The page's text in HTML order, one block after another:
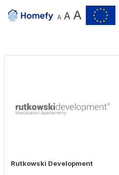
A A A
Rutkowski Development